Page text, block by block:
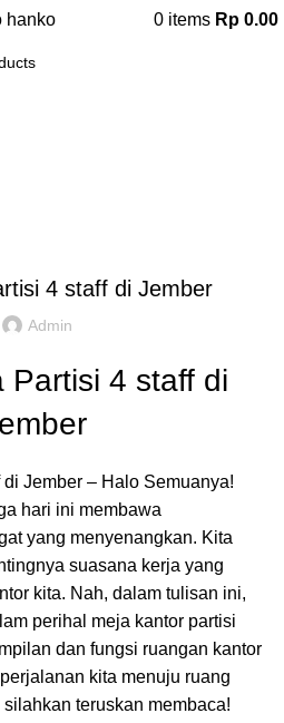
0 items Rp 0.00
4 staff di Jember
Admin
Partisi 4 staff di
Jember – Halo Semuanya!
hari ini membawa
yang menyenangkan. Kita
suasana kerja yang
kita. Nah, dalam tulisan ini,
perihal meja kantor partisi
dan fungsi ruangan kantor
kita menuju ruang
teruskan membaca!